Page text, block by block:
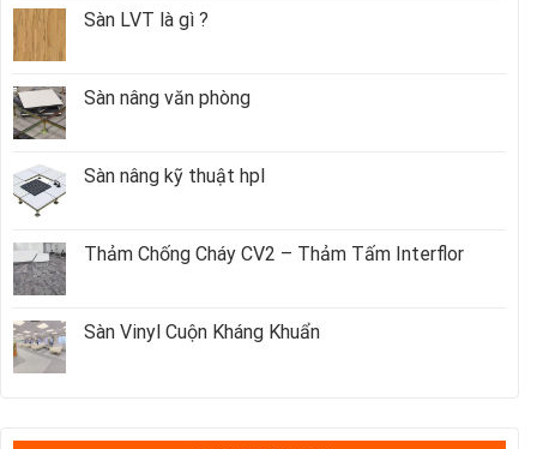
Sàn LVT là gì ?
Sàn nâng văn phòng
Sàn nâng kỹ thuật hpl
Thảm Chống Cháy CV2 – Thảm Tấm Interflor
Sàn Vinyl Cuộn Kháng Khuẩn